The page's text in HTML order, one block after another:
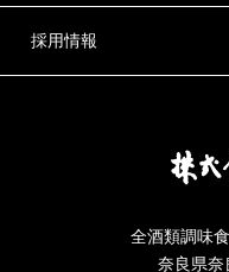
採用情報
全酒類調味
奈良県